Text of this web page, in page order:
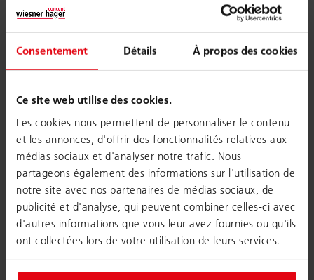
Consentement Détails À propos des cookies
Ce site web utilise des cookies.
Les cookies nous permettent de personnaliser le contenu
et les annonces, d'offrir des fonctionnalités relatives aux
médias sociaux et d'analyser notre trafic. Nous
partageons également des informations sur l'utilisation de
notre site avec nos partenaires de médias sociaux, de
publicité et d'analyse, qui peuvent combiner celles-ci avec
d'autres informations que vous leur avez fournies ou qu'ils
ont collectées lors de votre utilisation de leurs services.
PAYS
E-MAIL
OBJET
MESSAGE